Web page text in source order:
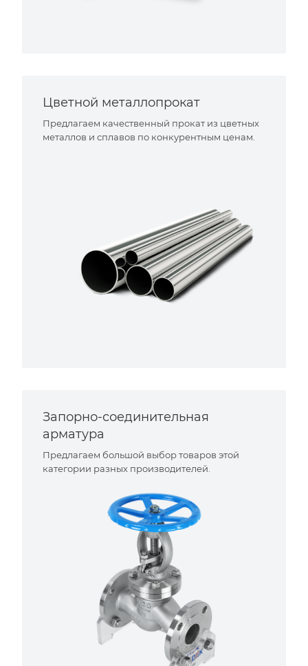
Цветной металлопрокат
Предлагаем качественный прокат из цветных
металлов и сплавов по конкурентным ценам.
Запорно-соединительная
арматура
Предлагаем большой выбор товаров этой
категории разных производителей.